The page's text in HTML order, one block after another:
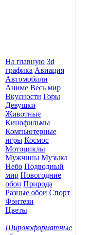
На главную 3d
графика Авиация
Автомобили
Аниме Весь мир
Вкусности Горы
Девушки
Животные
Кинофильмы
Компьютерные
игры Космос
Мотоциклы
Мужчины Музыка
Небо Подводный
мир Новогодние
обои Природа
Разные обои Спорт
Фэнтези
Цветы
Широкоформатные